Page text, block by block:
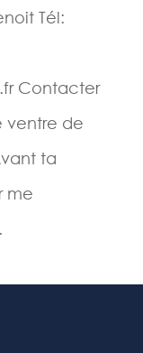
Tél:
Contacter
ventre de
ta
me